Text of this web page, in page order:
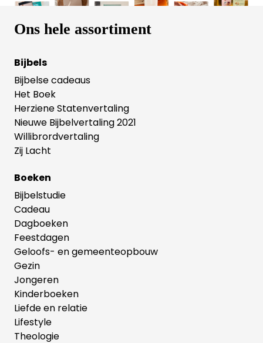
Ons hele assortiment
Bijbels
Bijbelse cadeaus
Het Boek
Herziene Statenvertaling
Nieuwe Bijbelvertaling 2021
Willibrordvertaling
Zij Lacht
Boeken
Bijbelstudie
Cadeau
Dagboeken
Feestdagen
Geloofs- en gemeenteopbouw
Gezin
Jongeren
Kinderboeken
Liefde en relatie
Lifestyle
Theologie